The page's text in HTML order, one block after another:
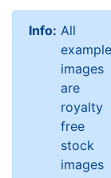
Info: All
example
images
are
royalty
free
stock
images